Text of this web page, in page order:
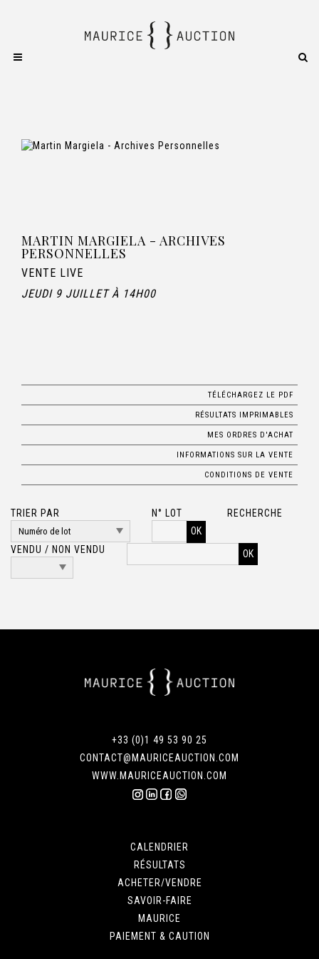
MARTIN MARGIELA - ARCHIVES
PERSONNELLES
VENTE LIVE
JEUDI 9 JUILLET À 14H00
TÉLÉCHARGEZ LE PDF
RÉSULTATS IMPRIMABLES
MES ORDRES D'ACHAT
INFORMATIONS SUR LA VENTE
CONDITIONS DE VENTE
TRIER PAR
N° LOT
OK
VENDU / NON VENDU
RECHERCHE
+33 (0)1 49 53 90 25
CONTACT@MAURICEAUCTION.COM
WWW.MAURICEAUCTION.COM
CALENDRIER
RÉSULTATS
ACHETER/VENDRE
SAVOIR-FAIRE
MAURICE
PAIEMENT & CAUTION